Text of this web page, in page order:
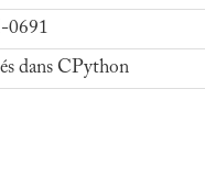
0691
dans CPython